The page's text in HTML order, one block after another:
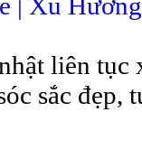
liên
sắc đẹp,